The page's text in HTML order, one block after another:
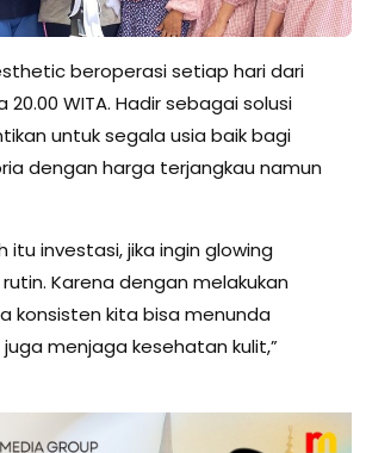
beroperasi setiap hari dari
20.00 WITA. Hadir sebagai solusi
untuk segala usia baik bagi
dengan harga terjangkau namun
itu investasi, jika ingin glowing
Karena dengan melakukan
konsisten kita bisa menunda
menjaga kesehatan kulit,”